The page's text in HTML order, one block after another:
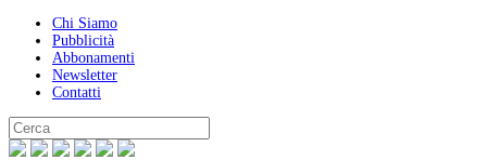
Chi Siamo
Pubblicità
Abbonamenti
Newsletter
Contatti